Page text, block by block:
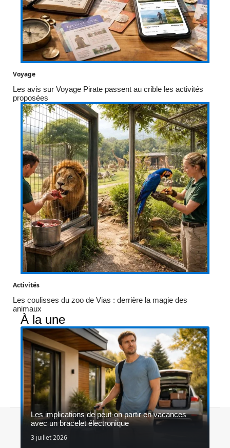
Voyage
Les avis sur Voyage Pirate passent au crible les activités
proposées
Activités
Les coulisses du zoo de Vias : derrière la magie des
animaux
À la une
Les implications de peut-on partir en vacances
avec un bracelet électronique
3 juillet 2026
Contact Mentions légales Sitemap